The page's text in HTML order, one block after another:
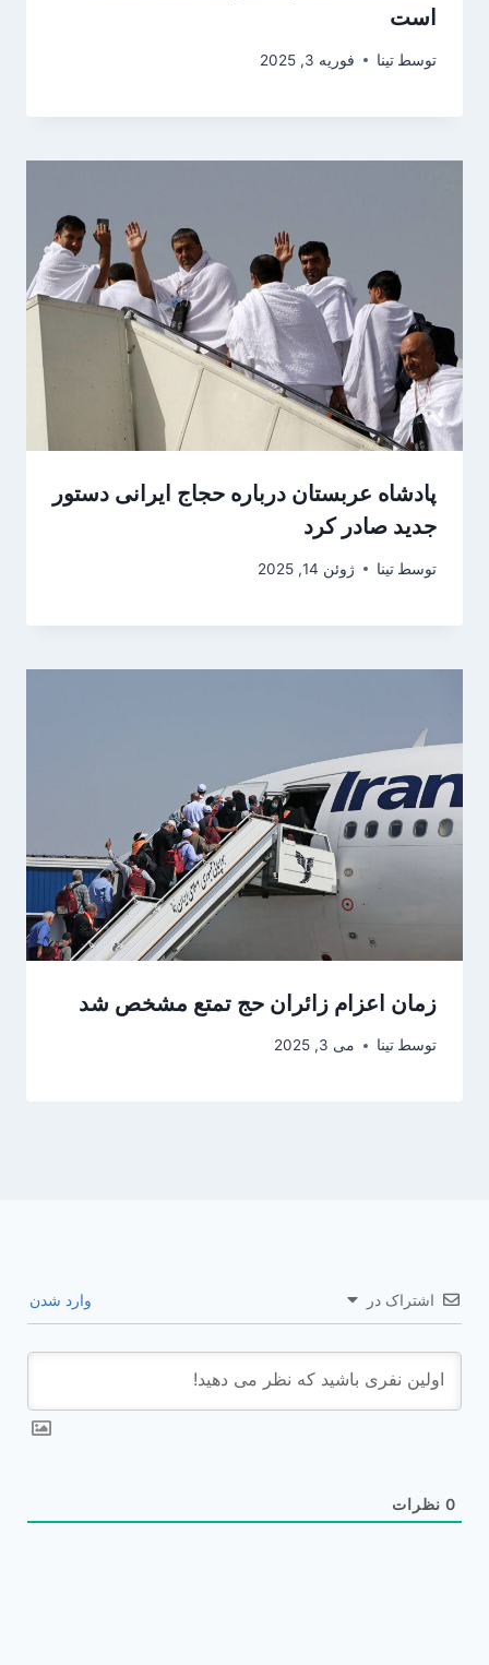
است
توسط تینا فوریه 3, 2025
پادشاه عربستان درباره حجاج ایرانی دستور
جدید صادر کرد
توسط تینا ژوئن 14, 2025
زمان اعزام زائران حج تمتع مشخص شد
توسط تینا می 3, 2025
اشتراک در وارد شدن
0 نظرات